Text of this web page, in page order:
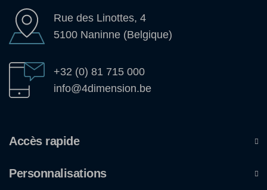
Rue des Linottes, 4
5100 Naninne (Belgique)
+32 (0) 81 715 000
info@4dimension.be
Accès rapide
Personnalisations